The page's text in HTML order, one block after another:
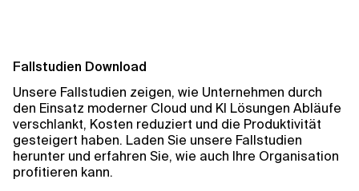
Fallstudien Download
Unsere Fallstudien zeigen, wie Unternehmen durch
den Einsatz moderner Cloud und KI Lösungen Abläufe
verschlankt, Kosten reduziert und die Produktivität
gesteigert haben. Laden Sie unsere Fallstudien
herunter und erfahren Sie, wie auch Ihre Organisation
profitieren kann.